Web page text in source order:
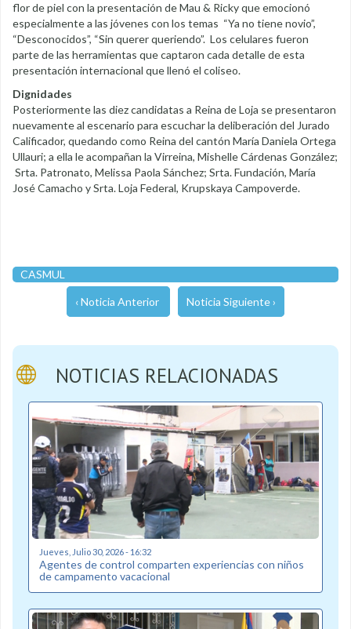
flor de piel con la presentación de Mau & Ricky que emocionó
especialmente a las jóvenes con los temas “Ya no tiene novio”,
“Desconocidos”, “Sin querer queriendo”. Los celulares fueron
parte de las herramientas que captaron cada detalle de esta
presentación internacional que llenó el coliseo.
Dignidades
Posteriormente las diez candidatas a Reina de Loja se presentaron
nuevamente al escenario para escuchar la deliberación del Jurado
Calificador, quedando como Reina del cantón María Daniela Ortega
Ullauri; a ella le acompañan la Virreina, Mishelle Cárdenas González;
Srta. Patronato, Melissa Paola Sánchez; Srta. Fundación, María
José Camacho y Srta. Loja Federal, Krupskaya Campoverde.
CASMUL
‹ Noticia Anterior Noticia Siguiente ›
NOTICIAS RELACIONADAS
Jueves, Julio 30, 2026 - 16:32
Agentes de control comparten experiencias con niños
de campamento vacacional